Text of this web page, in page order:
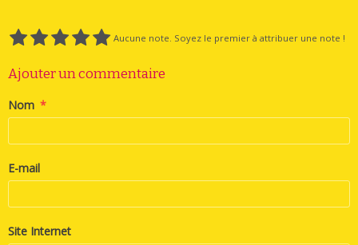
Aucune note. Soyez le premier à attribuer une note !
Ajouter un commentaire
Nom
E-mail
Site Internet